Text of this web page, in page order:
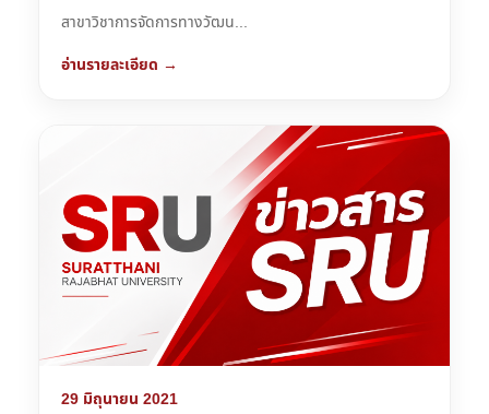
สาขาวิชาการจัดการทางวัฒน...
อ่านรายละเอียด →
29 มิถุนายน 2021